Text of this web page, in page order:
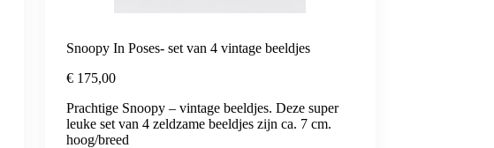
Snoopy In Poses- set van 4 vintage beeldjes
€175,00
Prachtige Snoopy – vintage beeldjes. Deze super
leuke set van 4 zeldzame beeldjes zijn ca. 7 cm.
hoog/breed